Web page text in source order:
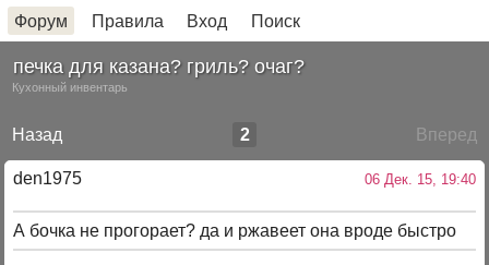
Форум Правила Вход Поиск
печка для казана? гриль? очаг?
Кухонный инвентарь
Назад Вперед
2
den1975 06 Дек. 15, 19:40
А бочка не прогорает? да и ржавеет она вроде быстро